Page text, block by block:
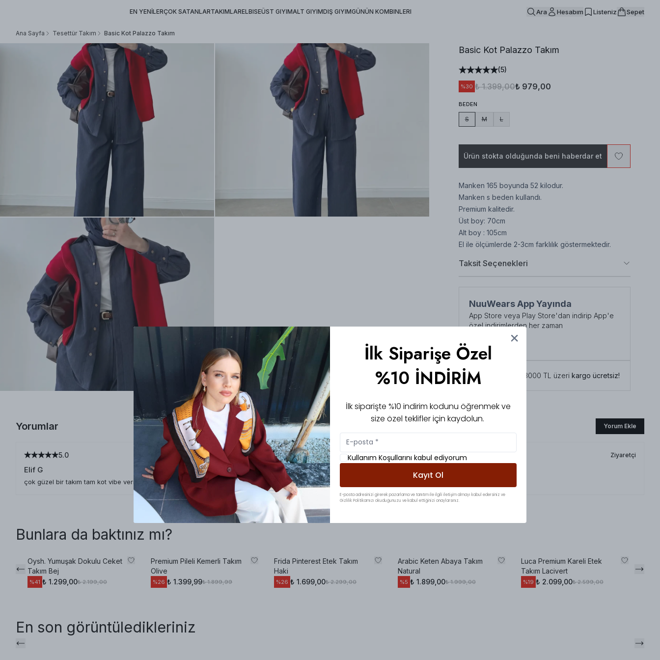
EN YENİLERÇOK SATANLARTAKIMLARELBISEÜST GIYIMALT GIYIMDIŞ GIYIMGÜNÜN KOMBINLERI Ara Hesabım Listeniz Sepet
Ana Sayfa Tesettür Takım Basic Kot Palazzo Takım
Basic Kot Palazzo Takım
(5)
%30 ₺ 1.399,00₺ 979,00
BEDEN
S M L
Ürün stokta olduğunda beni haberdar et
Manken 165 boyunda 52 kilodur.
Manken s beden kullandı.
Premium kalitedir.
Üst boy: 70cm
Alt boy : 105cm
El ile ölçümlerde 2-3cm farklılık göstermektedir.
Taksit Seçenekleri
NuuWears App Yayında
App Store veya Play Store'dan indirip App'e
özel indirimlerden her zaman
faydalanabilirsiniz
Şimdi İndirin!
Tüm siparişlerde 3000 TL üzeri kargo ücretsiz!
Yorumlar Yorum Ekle
5.0 Ziyaretçi
Elif G
çok güzel bir takım tam kot vibe veriyor
Bunlara da baktınız mı?
Oysh. Yumuşak Dokulu Ceket
Takım Bej
%41 ₺ 1.299,00₺ 2.199,00
Premium Pileli Kemerli Takım
Olive
%26 ₺ 1.399,99₺ 1.899,99
Frida Pinterest Etek Takım
Haki
%26 ₺ 1.699,00₺ 2.299,00
Arabic Keten Abaya Takım
Natural
%5 ₺ 1.899,00₺ 1.999,00
Luca Premium Kareli Etek
Takım Lacivert
%19 ₺ 2.099,00₺ 2.599,00
En son görüntüledikleriniz
İlk Siparişe Özel
%10 İNDİRİM
İlk siparişte %10 indirim kodunu öğrenmek ve
size özel teklifler için kaydolun.
Kullanım Koşullarını kabul ediyorum
Kayıt Ol
E-posta adresinizi girerek pazarlama ve tanıtım ile ilgili iletişim almayı kabul edersiniz ve
Gizlilik Politikamızı okuduğunuzu ve kabul ettiğinizi onaylarsınız.